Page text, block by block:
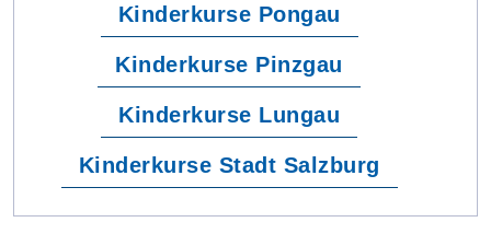
Kinderkurse Pongau
Kinderkurse Pinzgau
Kinderkurse Lungau
Kinderkurse Stadt Salzburg